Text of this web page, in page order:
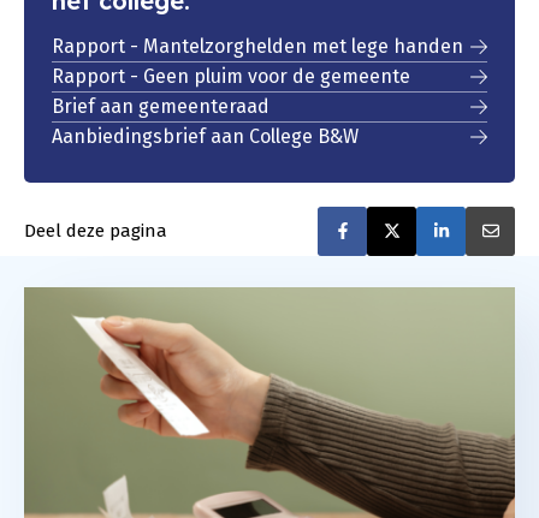
Rapport - Mantelzorghelden met lege handen
Rapport - Geen pluim voor de gemeente
Brief aan gemeenteraad
Aanbiedingsbrief aan College B&W
Deel deze pagina Deel opDeel op
Deel